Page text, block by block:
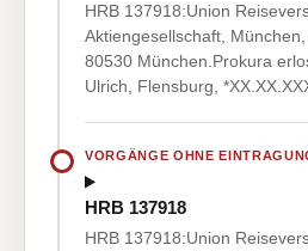
HRB 137918:Union
Aktiengesellschaft, München,
80530 München.Prokura
Ulrich, Flensburg,
VORGÄNGE OHNE
HRB 137918
HRB 137918:Union